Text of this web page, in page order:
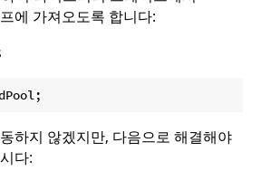
에 가져오도록 합니다:
하지 않겠지만, 다음으로 해결해야
다: